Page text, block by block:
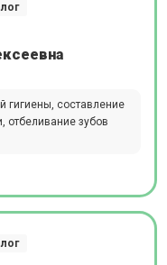
гигиены, составление
отбеливание зубов